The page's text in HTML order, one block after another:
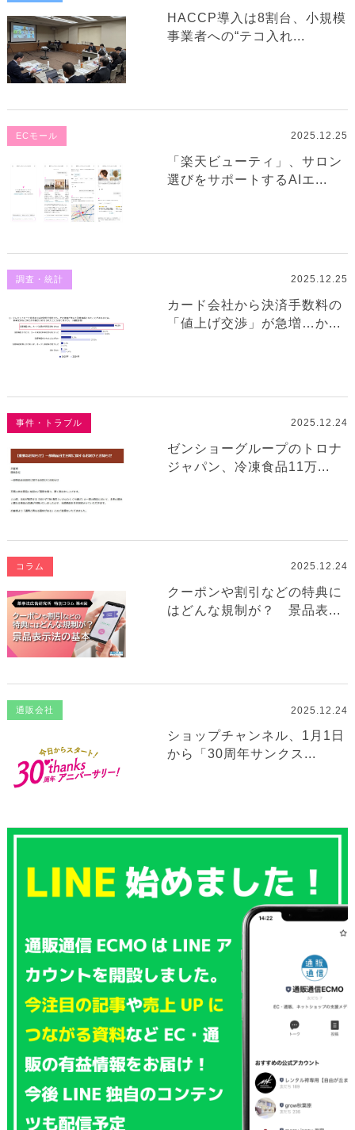
HACCP導入は8割台、小規模
事業者への“テコ入れ...
ECモール 2025.12.25
「楽天ビューティ」、サロン
選びをサポートするAIエ...
調査・統計 2025.12.25
カード会社から決済手数料の
「値上げ交渉」が急増…か...
事件・トラブル 2025.12.24
ゼンショーグループのトロナ
ジャパン、冷凍食品11万...
コラム 2025.12.24
クーポンや割引などの特典に
はどんな規制が？ 景品表...
通販会社 2025.12.24
ショップチャンネル、1月1日
から「30周年サンクス...